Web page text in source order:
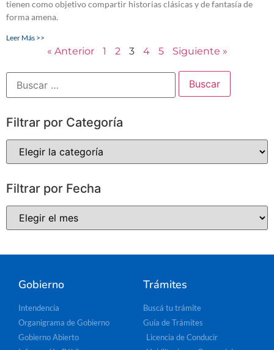
tienen como objetivo compartir historias clásicas y de fantasía de
forma amena.
Leer Más >>
« Anterior 1 2 3 4 5 Siguiente »
Filtrar por Categoría
Filtrar por Fecha
Gobierno
Intendencia
Organigrama de Gobierno
Gobierno Abierto
Trámites
Buscá tu trámite
Guía de Trámites
Licencia de Conducir